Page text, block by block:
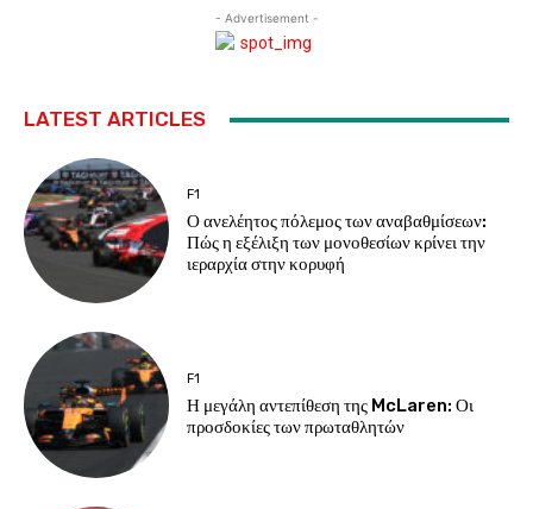
- Advertisement -
LATEST ARTICLES
F1
Ο ανελέητος πόλεμος των αναβαθμίσεων:
Πώς η εξέλιξη των μονοθεσίων κρίνει την
ιεραρχία στην κορυφή
F1
Η μεγάλη αντεπίθεση της McLaren: Οι
προσδοκίες των πρωταθλητών